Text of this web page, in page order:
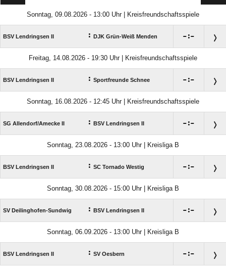
Sonntag, 09.08.2026 - 13:00 Uhr | Kreisfreundschaftsspiele
BSV Lendringsen II : DJK Grün-Weiß Menden :
Freitag, 14.08.2026 - 19:30 Uhr | Kreisfreundschaftsspiele
BSV Lendringsen II : Sportfreunde Schnee :
Sonntag, 16.08.2026 - 12:45 Uhr | Kreisfreundschaftsspiele
SG Allendorf/​Amecke II : BSV Lendringsen II :
Sonntag, 23.08.2026 - 13:00 Uhr | Kreisliga B
BSV Lendringsen II : SC Tornado Westig :
Sonntag, 30.08.2026 - 15:00 Uhr | Kreisliga B
SV Deilinghofen-Sundwig : BSV Lendringsen II :
Sonntag, 06.09.2026 - 13:00 Uhr | Kreisliga B
BSV Lendringsen II : SV Oesbern :